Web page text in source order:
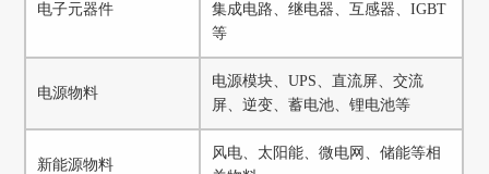
电子元器件
集成电路、继电器、互感器、IGBT
等
电源物料
电源模块、UPS、直流屏、交流
屏、逆变、蓄电池、锂电池等
新能源物料
风电、太阳能、微电网、储能等相